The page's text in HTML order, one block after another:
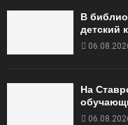
В
детский
На